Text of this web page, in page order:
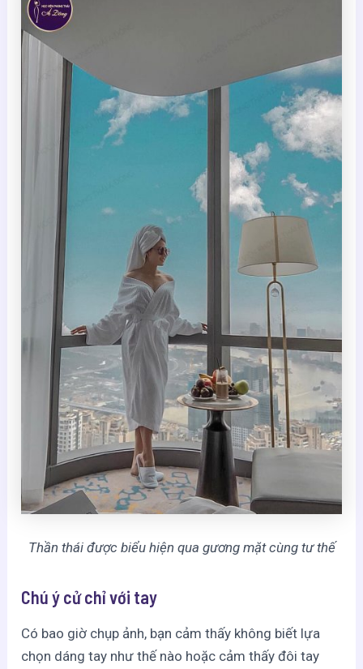
Thần thái được biểu hiện qua gương mặt cùng tư thế
Chú ý cử chỉ với tay
Có bao giờ chụp ảnh, bạn cảm thấy không biết lựa
chọn dáng tay như thế nào hoặc cảm thấy đôi tay